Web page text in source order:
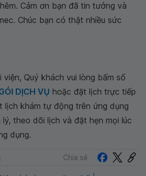
Cảm ơn bạn đã tin tưởng và
Chúc bạn có thật nhiều sức
Quý khách vui lòng bấm số
DỊCH VỤ hoặc đặt lịch trực tiếp
lịch khám tự động trên ứng dụng
lý, theo dõi lịch và đặt hẹn mọi lúc
dụng.
Chia sẻ